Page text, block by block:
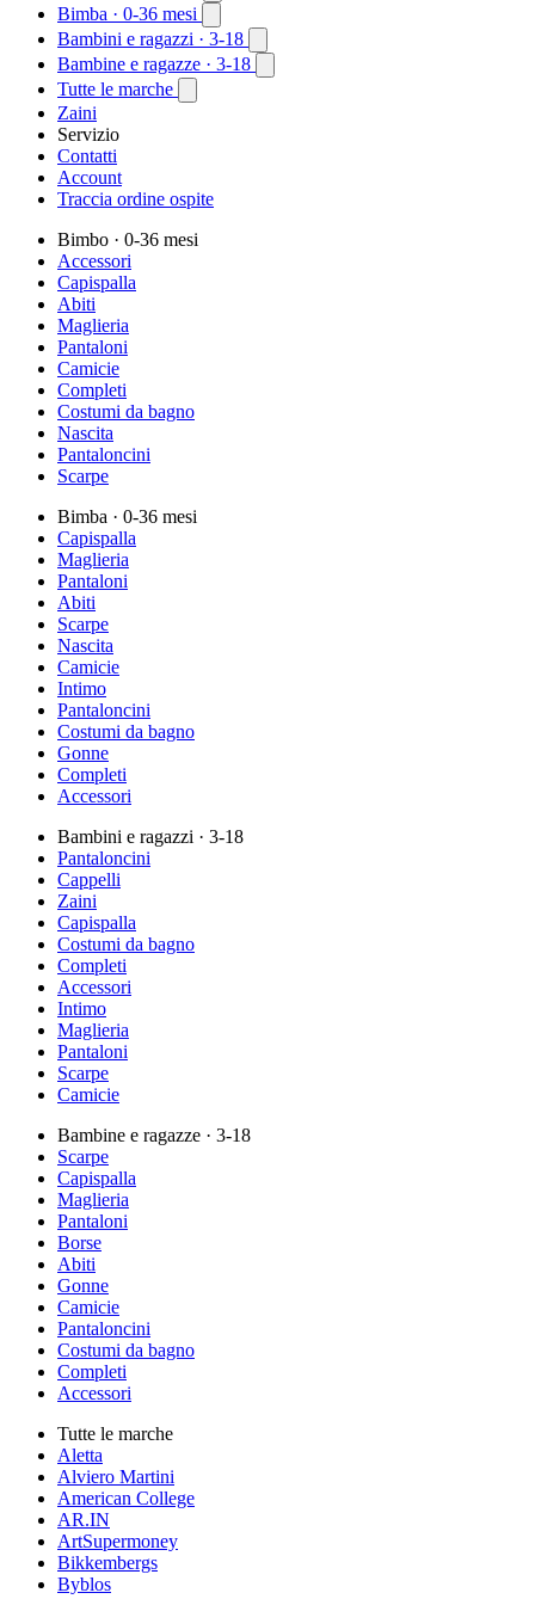
Bimba · 0-36 mesi
Bambini e ragazzi · 3-18
Bambine e ragazze · 3-18
Tutte le marche
Zaini
Servizio
Contatti
Account
Traccia ordine ospite
Bimbo · 0-36 mesi
Accessori
Capispalla
Abiti
Maglieria
Pantaloni
Camicie
Completi
Costumi da bagno
Nascita
Pantaloncini
Scarpe
Bimba · 0-36 mesi
Capispalla
Maglieria
Pantaloni
Abiti
Scarpe
Nascita
Camicie
Intimo
Pantaloncini
Costumi da bagno
Gonne
Completi
Accessori
Bambini e ragazzi · 3-18
Pantaloncini
Cappelli
Zaini
Capispalla
Costumi da bagno
Completi
Accessori
Intimo
Maglieria
Pantaloni
Scarpe
Camicie
Bambine e ragazze · 3-18
Scarpe
Capispalla
Maglieria
Pantaloni
Borse
Abiti
Gonne
Camicie
Pantaloncini
Costumi da bagno
Completi
Accessori
Tutte le marche
Aletta
Alviero Martini
American College
AR.IN
ArtSupermoney
Bikkembergs
Byblos